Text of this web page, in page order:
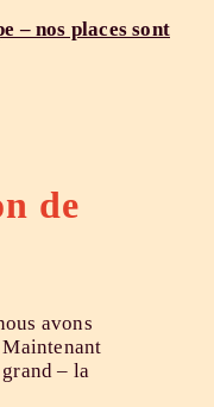
– nos places sont
de
avons
– la